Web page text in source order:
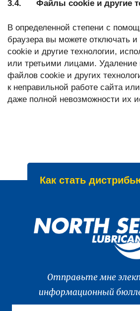
3.4. Файлы cookie и другие
В определенной степени с
браузера вы можете отключать
cookie и другие технологии,
или третьими лицами. Удаление
файлов cookie и других
к неправильной работе сайта
даже полной невозможности их
Как стать
Отправьте мне
информационный